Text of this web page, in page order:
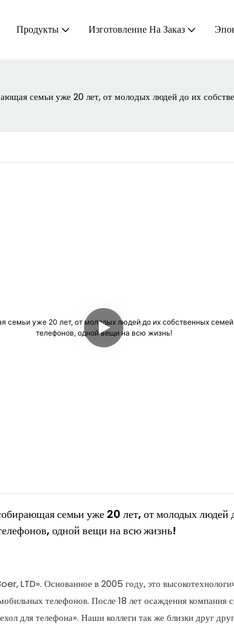
Продукты Изготовление На Заказ
семьи уже 20 лет, от молодых людей до их
семьи уже 20 лет, от молодых людей
одной вещи на всю жизнь!
LTD». Основанное в 2005 году, это
телефонов. После 18 лет осаждения
для телефона». Наши коллеги так же близки друг